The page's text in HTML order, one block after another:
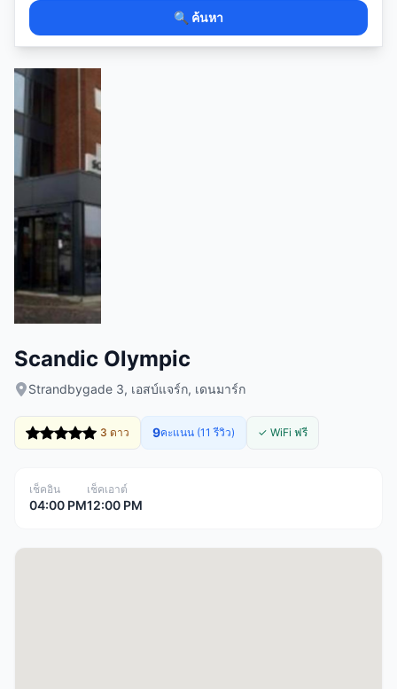
🔍 ค้นหา
Scandic Olympic
Strandbygade 3, เอสบ์แจร์ก, เดนมาร์ก
3 ดาว 9คะแนน (11 รีวิว) ✓ WiFi ฟรี
เช็คอิน
04:00 PM
เช็คเอาต์
12:00 PM